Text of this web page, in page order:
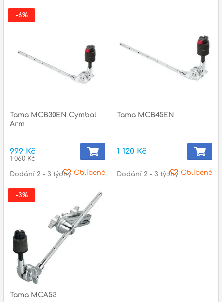
Tama MCB30EN Cymbal
Arm
999 Kč
1 060 Kč
Oblíbené
Dodání 2 - 3 týdny
-6%
Tama MCB45EN
1 120 Kč
Oblíbené
Dodání 2 - 3 týdny
Tama MCA53
-3%